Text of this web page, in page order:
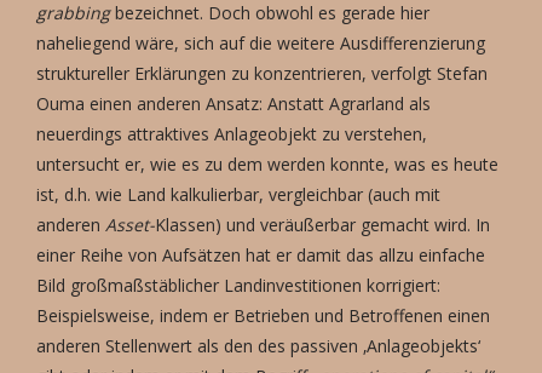
grabbingbezeichnet. Doch obwohl es gerade hier
naheliegend wäre, sich auf die weitere Ausdifferenzierung
struktureller Erklärungen zu konzentrieren, verfolgt Stefan
Ouma einen anderen Ansatz: Anstatt Agrarland als
neuerdings attraktives Anlageobjekt zu verstehen,
untersucht er, wie es zu dem werden konnte, was es heute
ist, d.h. wie Land kalkulierbar, vergleichbar (auch mit
anderen Asset-Klassen) und veräußerbar gemacht wird. In
einer Reihe von Aufsätzen hat er damit das allzu einfache
Bild großmaßstäblicher Landinvestitionen korrigiert:
Beispielsweise, indem er Betrieben und Betroffenen einen
anderen Stellenwert als den des passiven ‚Anlageobjekts‘